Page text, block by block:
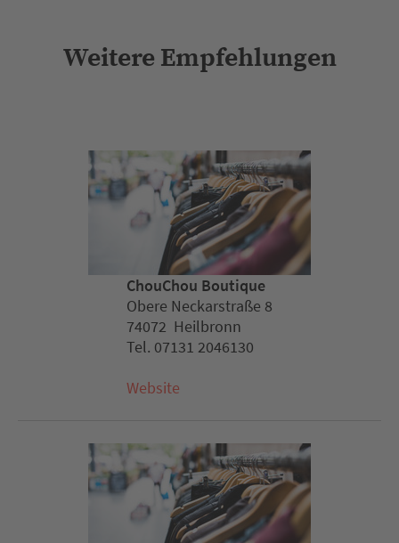
Weitere Empfehlungen
ChouChou Boutique
Obere Neckarstraße 8
74072 Heilbronn
Tel. 07131 2046130
Website